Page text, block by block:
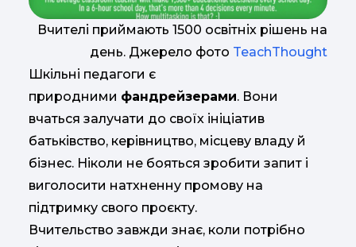
Вчителі приймають 1500 освітніх рішень на
день. Джерело фото TeachThought
Шкільні педагоги є
природними фандрейзерами. Вони
вчаться залучати до своїх ініціатив
батьківство, керівництво, місцеву владу й
бізнес. Ніколи не бояться зробити запит і
виголосити натхненну промову на
підтримку свого проєкту.
Вчительство завжди знає, коли потрібно